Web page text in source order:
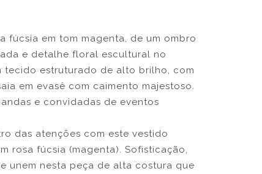
fúcsia em tom magenta, de um ombro
e detalhe floral escultural no
tecido estruturado de alto brilho, com
em evasê com caimento majestoso.
e convidadas de eventos
das atenções com este vestido
rosa fúcsia (magenta). Sofisticação,
unem nesta peça de alta costura que